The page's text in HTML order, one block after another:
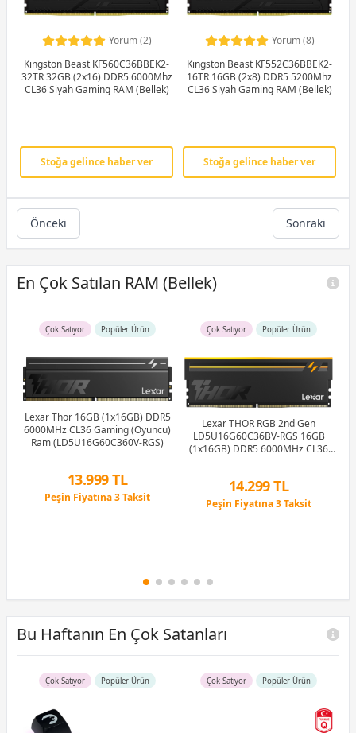
Yorum (2)
Kingston Beast KF560C36BBEK2-
32TR 32GB (2x16) DDR5 6000Mhz
CL36 Siyah Gaming RAM (Bellek)
Stoğa gelince haber ver
Yorum (8)
Kingston Beast KF552C36BBEK2-
16TR 16GB (2x8) DDR5 5200Mhz
CL36 Siyah Gaming RAM (Bellek)
Stoğa gelince haber ver
Önceki Sonraki
En Çok Satılan RAM (Bellek)
Çok Satıyor Popüler Ürün
Lexar Thor 16GB (1x16GB) DDR5
6000MHz CL36 Gaming (Oyuncu)
Ram (LD5U16G60C360V-RGS)
13.999 TL
Peşin Fiyatına 3 Taksit
Çok Satıyor Popüler Ürün
Lexar THOR RGB 2nd Gen
LD5U16G60C36BV-RGS 16GB
(1x16GB) DDR5 6000MHz CL36
14.299 TL
Peşin Fiyatına 3 Taksit
Bu Haftanın En Çok Satanları
Çok Satıyor Popüler Ürün Çok Satıyor Popüler Ürün